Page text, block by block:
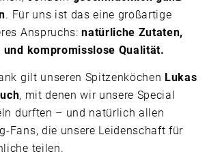
. Für uns ist das eine großartige
Anspruchs:natürliche Zutaten,
und kompromisslose Qualität.
gilt unseren Spitzenköchen Lukas
, mit denen wir unsere Special
durften – und natürlich allen
Fans, die unsere Leidenschaft für
teilen.